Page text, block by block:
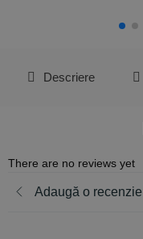
Descriere
There are no reviews yet
Adaugă o recenzie